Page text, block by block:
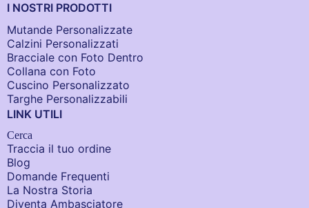
I NOSTRI PRODOTTI
Mutande Personalizzate
Calzini Personalizzati
Bracciale con Foto Dentro​
Collana con Foto
Cuscino Personalizzato
Targhe Personalizzabili
LINK UTILI
Cerca
Traccia il tuo ordine
Blog
Domande Frequenti
La Nostra Storia
Diventa Ambasciatore